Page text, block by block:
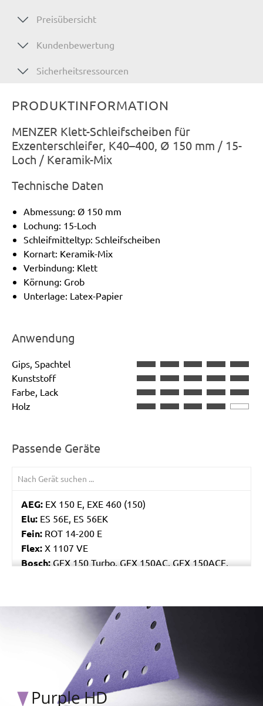
Preisübersicht
Kundenbewertung
Sicherheitsressourcen
PRODUKTINFORMATION
MENZER Klett-Schleifscheiben für
Exzenterschleifer, K40–400, Ø 150 mm / 15-
Loch / Keramik-Mix
Technische Daten
Abmessung: Ø 150 mm
Lochung: 15-Loch
Schleifmitteltyp: Schleifscheiben
Kornart: Keramik-Mix
Verbindung: Klett
Körnung: Grob
Unterlage: Latex-Papier
Anwendung
Gips, Spachtel
Kunststoff
Farbe, Lack
Holz
Passende Geräte
AEG: EX 150 E, EXE 460 (150)
Elu: ES 56E, ES 56EK
Fein: ROT 14-200 E
Flex: X 1107 VE
Bosch:GEX 150 Turbo, GEX 150AC, GEX 150ACE,
Kress:900 HEX/2, 900 MPS
D26410, DW443
UT 150 E, UX 150 E
BO6030, BO6040J
ETS 150
SXE 425 XL, SXE 450 Duo, SXE 450
TurboTec
/marketing/parallax/menzer/parallax_logos/